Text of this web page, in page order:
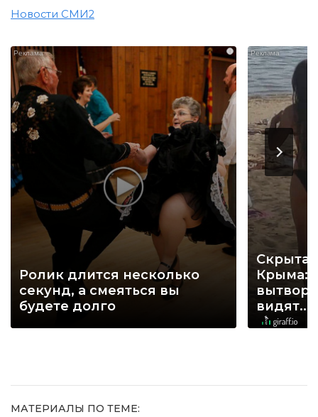
Новости СМИ2
i
Ролик длится несколько
секунд, а смеяться вы
будете долго
Крыма:
видят...
МАТЕРИАЛЫ ПО ТЕМЕ: